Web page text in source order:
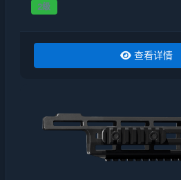
2级
查看详情